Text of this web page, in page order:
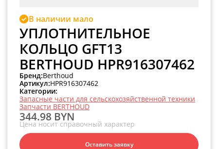
В наличии мало
УПЛОТНИТЕЛЬНОЕ
КОЛЬЦО GFT13
BERTHOUD HPR916307462
Бренд:Berthoud
Артикул:HPR916307462
Категории:
Запасные части для сельскохозяйственной техники
Запчасти BERTHOUD
344.98 BYN
Цена носит справочный характер
Оставить заявку